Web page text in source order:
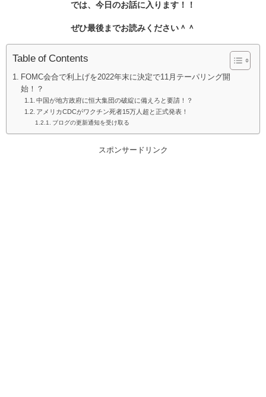
では、今日のお話に入ります！！
ぜひ最後までお読みください＾＾
Table of Contents
FOMC会合で利上げを2022年末に決定で11月テーパリング開
始！？
中国が地方政府に恒大集団の破綻に備えろと要請！？
アメリカCDCがワクチン死者15万人超と正式発表！
ブログの更新通知を受け取る
スポンサードリンク